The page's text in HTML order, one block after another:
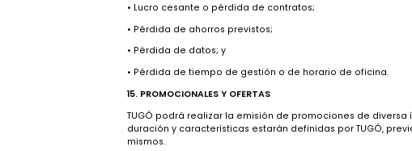
Es causal de pérdida de la garantía si el cliente
de cambios por garantía, se procederá a la
producto, se procederá, a elección del cliente, al
la devolución total del precio efectivamente
el cliente deberá pagar el valor del excedente
14. RESPONSABILIDAD Y EXONERACIÓN DE